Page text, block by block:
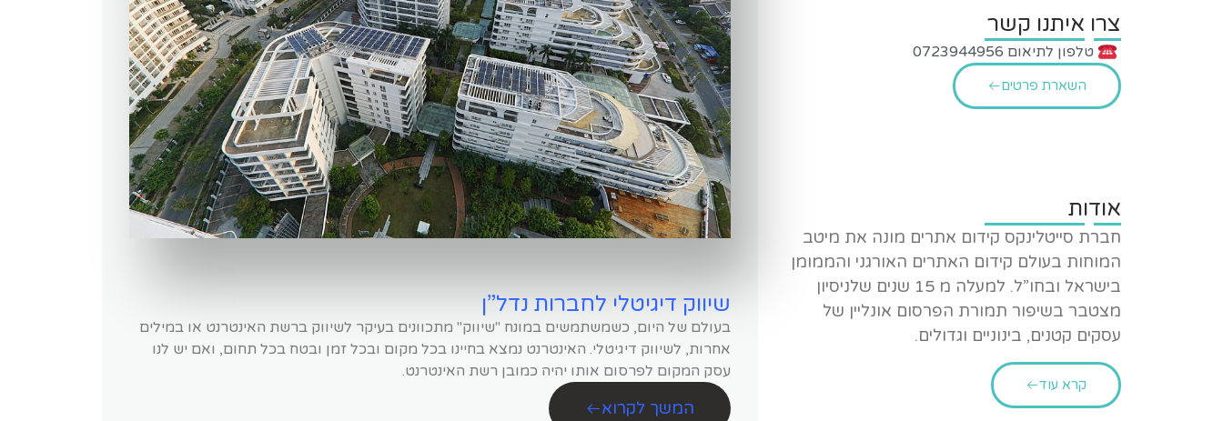
שיווק דיגיטלי לחברות נדל”ן
בעולם של היום, כשמשתמשים במונח "שיווק" מתכוונים בעיקר לשיווק ברשת האינטרנט או במילים
אחרות, לשיווק דיגיטלי. האינטרנט נמצא בחיינו בכל מקום ובכל זמן ובטח בכל תחום, ואם יש לנו
עסק המקום לפרסום אותו יהיה כמובן רשת האינטרנט.
המשך לקרוא
צרו איתנו קשר
טלפון לתיאום 0723944956
השארת פרטים
אודות
חברת סייטלינקס קידום אתרים מונה את מיטב
המוחות בעולם קידום האתרים האורגני והממומן
בישראל ובחו”ל. למעלה מ 15 שנים שלניסיון
מצטבר בשיפור תמורת הפרסום אונליין של
עסקים קטנים, בינוניים וגדולים.
קרא עוד